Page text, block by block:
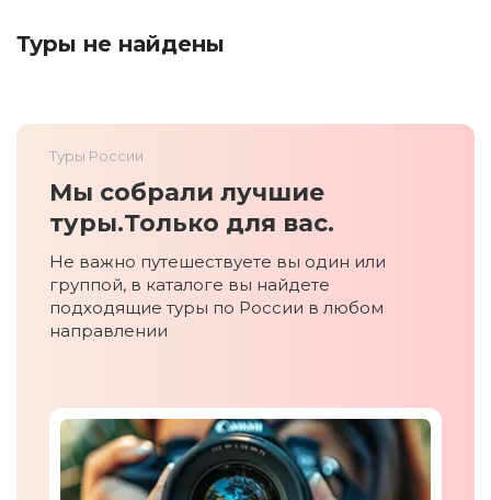
Туры не найдены
Туры России
Мы собрали лучшие
туры.Только для вас.
Не важно путешествуете вы один или
группой, в каталоге вы найдете
подходящие туры по России в любом
направлении